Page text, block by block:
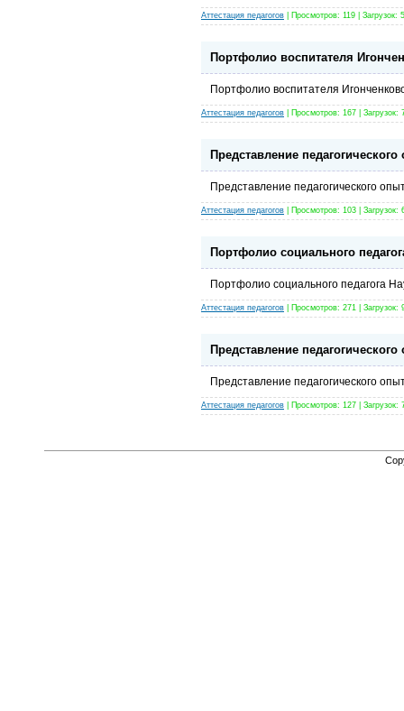
Аттестация педагогов | Просмотров: 119 |
Портфолио воспитателя
Портфолио воспитателя
Аттестация педагогов | Просмотров: 167 |
Представление
Представление педагогического
Аттестация педагогов | Просмотров: 103 |
Портфолио социального
Портфолио социального педагога
Аттестация педагогов | Просмотров: 271 |
Представление
Представление педагогического
Аттестация педагогов | Просмотров: 127 |